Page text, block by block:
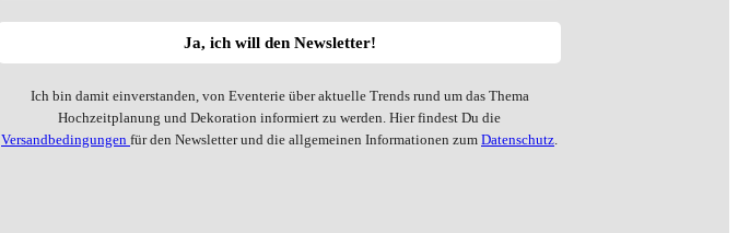
Ich bin damit einverstanden, von Eventerie über aktuelle Trends rund um das Thema
Hochzeitplanung und Dekoration informiert zu werden. Hier findest Du die
Versandbedingungen für den Newsletter und die allgemeinen Informationen zum Datenschutz